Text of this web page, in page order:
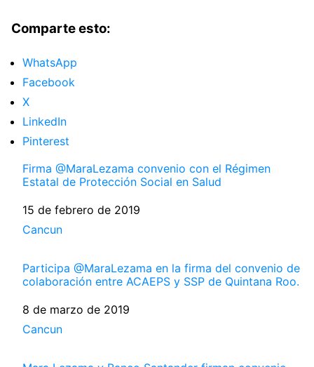
Comparte esto:
WhatsApp
Facebook
X
LinkedIn
Pinterest
Firma @MaraLezama convenio con el Régimen
Estatal de Protección Social en Salud
Fecha
15 de febrero de 2019
Respecto a
Cancun
Participa @MaraLezama en la firma del convenio de
colaboración entre ACAEPS y SSP de Quintana Roo.
Fecha
8 de marzo de 2019
Respecto a
Cancun